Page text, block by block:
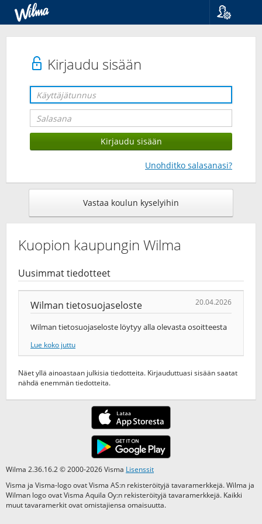
Kirjaudu sisään
Unohditko salasanasi?
Vastaa koulun kyselyihin
Kuopion kaupungin Wilma
Uusimmat tiedotteet
Wilman tietosuojaseloste 20.04.2026
Wilman tietosuojaseloste löytyy alla olevasta osoitteesta
Lue koko juttu
Näet yllä ainoastaan julkisia tiedotteita. Kirjauduttuasi sisään saatat
nähdä enemmän tiedotteita.
Wilma 2.36.16.2 © 2000-2026 Visma Lisenssit
Visma ja Visma-logo ovat Visma AS:n rekisteröityjä tavaramerkkejä. Wilma ja
Wilman logo ovat Visma Aquila Oy:n rekisteröityjä tavaramerkkejä. Kaikki
muut tavaramerkit ovat omistajiensa omaisuutta.